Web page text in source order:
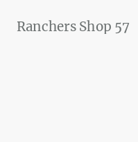
Ranchers Shop 57